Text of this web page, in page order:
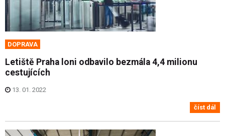
DOPRAVA
Letiště Praha loni odbavilo bezmála 4,4 milionu
cestujících
13. 01. 2022
číst dál